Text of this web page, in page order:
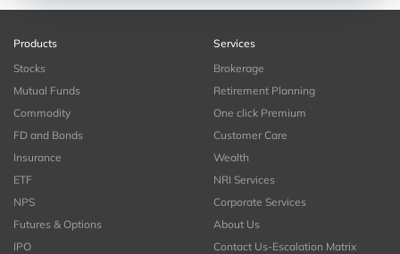
Products
Stocks
Mutual Funds
Commodity
FD and Bonds
Insurance
ETF
NPS
Futures & Options
IPO
Services
Brokerage
Retirement Planning
One click Premium
Customer Care
Wealth
NRI Services
Corporate Services
About Us
Contact Us-Escalation Matrix